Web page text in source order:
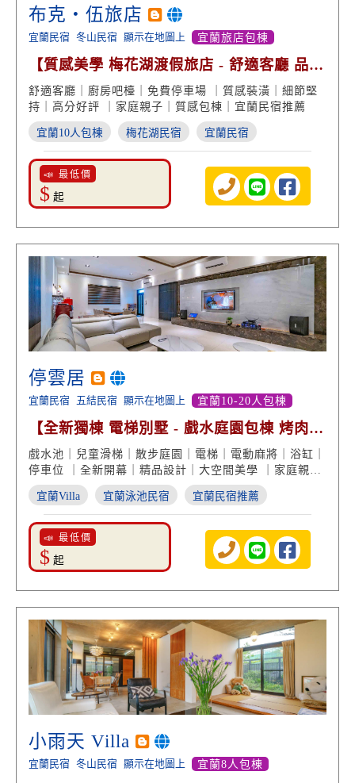
布克‧伍旅店
宜蘭民宿 冬山民宿 顯示在地圖上 宜蘭旅店包棟
【質感美學 梅花湖渡假旅店 - 舒適客廳 品味
生活】
舒適客廳｜廚房吧檯｜免費停車場 ｜質感裝潢｜細節堅
持｜高分好評 ｜家庭親子｜質感包棟｜宜蘭民宿推薦
宜蘭10人包棟 梅花湖民宿 宜蘭民宿
📣 最低價
$ 起
停雲居
宜蘭民宿 五結民宿 顯示在地圖上 宜蘭10-20人包棟
【全新獨棟 電梯別墅 - 戲水庭園包棟 烤肉歡
唱 星級享受】
戲水池｜兒童滑梯｜散步庭園｜電梯｜電動麻將｜浴缸｜
停車位 ｜全新開幕｜精品設計｜大空間美學 ｜家庭親子
｜大小團體住宿｜宜蘭民宿推薦
宜蘭Villa 宜蘭泳池民宿 宜蘭民宿推薦
📣 最低價
$ 起
小雨天 Villa
宜蘭民宿 冬山民宿 顯示在地圖上 宜蘭8人包棟